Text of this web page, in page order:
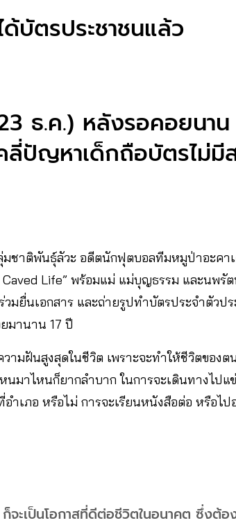
บัตรประชาชนแล้ว
ธ.ค.) หลังรอคอยนา
ปัญหาเด็กถือบัตรไม่มี
มชาติพันธุ์ลัวะ อดีตนักฟุตบอลทีมหมูป่าอะคา
Life” พร้อมแม่ แม่บุญธรรม และนพรั
ยื่นเอกสาร และถ่ายรูปทำบัตรประจำตัวป
มานาน 17 ปี
ามฝันสูงสุดในชีวิต เพราะจะทำให้ชีวิตของต
นมาไหนก็ยากลำบาก ในการจะเดินทางไป
เภอ หรือไม่ การจะเรียนหนังสือต่อ หรือไ
ก็จะเป็นโอกาสที่ดีต่อชีวิตในอนาคต ซึ่ง